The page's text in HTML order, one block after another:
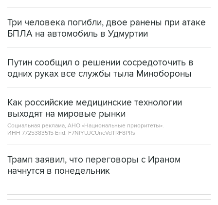
Три человека погибли, двое ранены при атаке
БПЛА на автомобиль в Удмуртии
Путин сообщил о решении сосредоточить в
одних руках все службы тыла Минобороны
Как российские медицинские технологии
выходят на мировые рынки
Социальная реклама, АНО «Национальные приоритеты».
ИНН 7725383515 Erid: F7NfYUJCUneVdTRF8PRs
Трамп заявил, что переговоры с Ираном
начнутся в понедельник